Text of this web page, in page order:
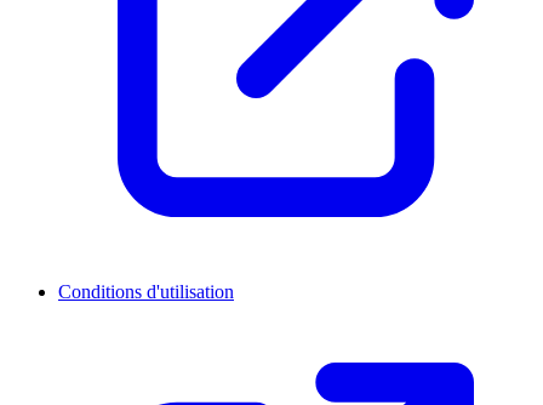
Conditions d'utilisation